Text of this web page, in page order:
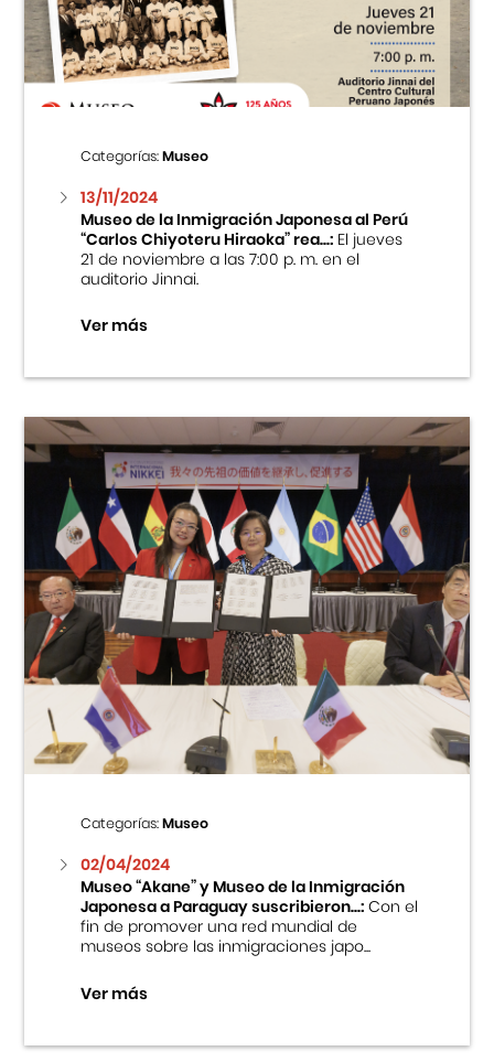
Centro Cultural Peruano Japonés
Cursos
Museo de la Inmigración Japonesa
Fondo Editorial
Teatro Peruano Japonés
Categorías:Museo
13/11/2024
Museo de la Inmigración Japonesa al Perú
“Carlos Chiyoteru Hiraoka” rea...:El jueves
21 de noviembre a las 7:00 p. m. en el
auditorio Jinnai.
Ver más
Categorías:Museo
02/04/2024
Museo “Akane” y Museo de la Inmigración
Japonesa a Paraguay suscribieron...:Con el
fin de promover una red mundial de
museos sobre las inmigraciones japo...
Ver más